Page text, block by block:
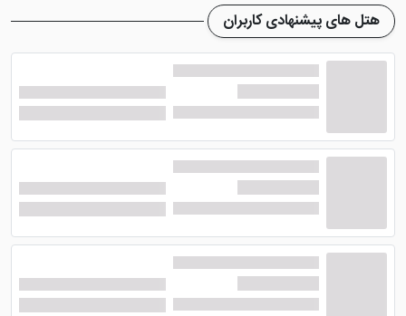
در نظر گرفته شده اند که انتظارات مهمانان را از اقامت در یک
هتل دو ستاره معمولی بر طرف می کنند. اگر به دنبال هتلی
در نزدیکی حرم می گردید که بتوانید به صورت پیاده به هم
حرم مطهر رضوی دسترسی پیدا کنید، پیشنهاد می کنم هتل
خاور مشهد را مورد انتخاب قرار دهید.
رستوران هتل ناهید مشهد با
کیفیتی مناسب
هتل محبوب ناهید مشهد
در رستورانش با رعایت مواردی
هتل های پیشنهادی کاربران